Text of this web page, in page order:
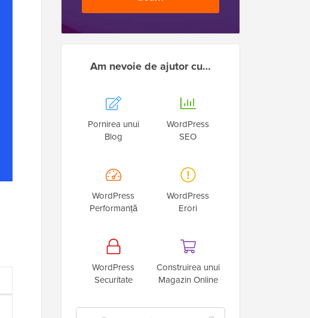
Am nevoie de ajutor cu…
Pornirea unui
Blog
WordPress
SEO
WordPress
Performanță
WordPress
Erori
WordPress
Securitate
Construirea unui
Magazin Online